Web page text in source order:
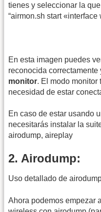
tienes y seleccionar la
“airmon.sh start «interface
En esta imagen puedes
reconocida correctamente
monitor. El modo monitor
necesidad de estar
En caso de estar usando
necesitarás instalar la
airodump, aireplay
2. Airodump:
Uso detallado de
Ahora podemos empezar